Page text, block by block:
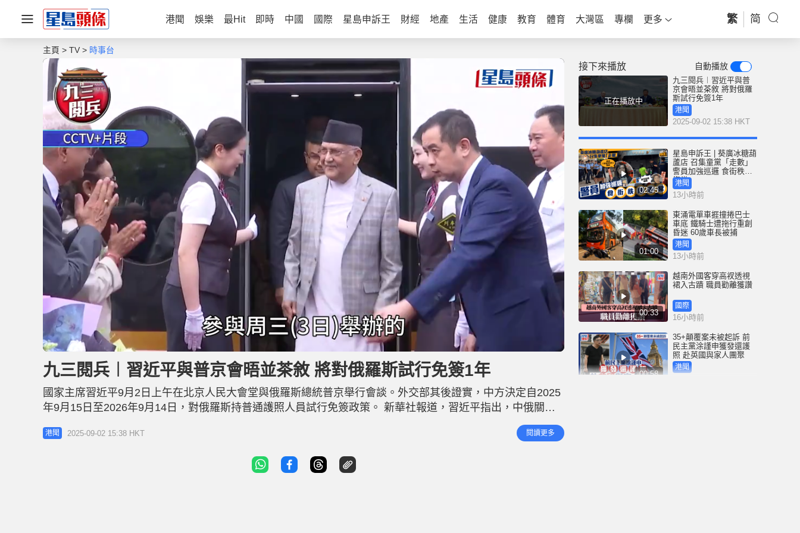
港聞 娛樂 最Hit 即時 中國 國際 星島申訴王 財經 地產 生活 健康 教育 體育 大灣區 專欄 更多 繁 简
主頁 TV 時事台
U
u
t
e
o
d
e
d
2
.
5
4
九三閱兵︱習近平與普京會晤並茶敘 將對俄羅斯試行免簽1年
國家主席習近平9月2日上午在北京人民大會堂與俄羅斯總統普京舉行會談。外交部其後證實，中方決定自2025
年9月15日至2026年9月14日，對俄羅斯持普通護照人員試行免簽政策。 新華社報道，習近平指出，中俄關係
經受住了國際風雲變幻的考驗，樹立了永久睦鄰友好、全面戰略協作、互利合作共贏的大國關係典範。雙方堅
守初心、保持定力，各領域合作取得積極成果。中方願同俄方密切高層交往，支持彼此發展振興，在涉及兩國
港聞 2025-09-02 15:38 HKT 閱讀更多
接下來播放 自動播放
正在播放中
九三閱兵︱習近平與普
京會晤並茶敘 將對俄羅
斯試行免簽1年
港聞
2025-09-02 15:38 HKT
02:45
星島申訴王 | 葵廣冰糖葫
蘆店 召集童黨「走數」
警員加強巡邏 食街秩序
復常
港聞
13小時前
01:00
東涌電單車捱撞捲巴士
車底 鐵騎士遭拖行重創
昏迷 60歲車長被捕
港聞
13小時前
00:33
越南外國客穿高衩透視
裙入古蹟 職員勸離獲讚
國際
16小時前
00:58
35+顛覆案未被起訴 前
民主黨涂謹申獲發還護
照 赴英國與家人團聚
港聞